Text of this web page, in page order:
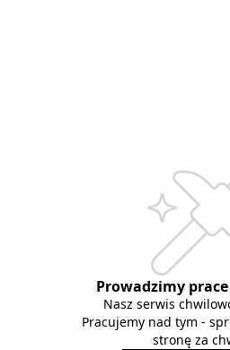
Prowadzimy
Nasz serwis
Pracujemy nad tym -
stronę za